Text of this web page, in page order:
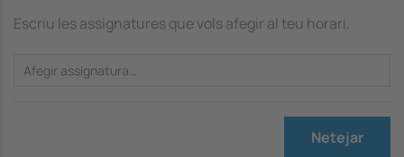
Escriu les assignatures que vols afegir al teu horari.
Netejar